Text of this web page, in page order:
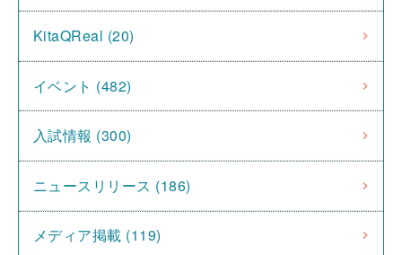
KitaQReal (20)
イベント (482)
入試情報 (300)
ニュースリリース (186)
メディア掲載 (119)